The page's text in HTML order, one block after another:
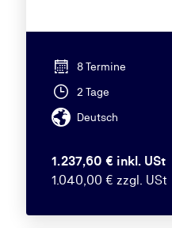
8 Termine
2 Tage
Deutsch
1.237,60 € inkl. USt
1.040,00 € zzgl. USt